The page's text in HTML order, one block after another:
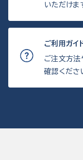
いただけま
ご利用ガイ
ご注文方法
確認くださ